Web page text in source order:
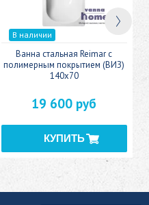
В наличии
Ванна стальная Reimar с
полимерным покрытием (ВИЗ)
140x70
19 600 руб